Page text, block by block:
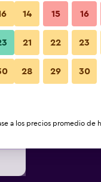
Otros
Fotos
14 15 16
21 22 23
28 29 30
a los precios promedio de